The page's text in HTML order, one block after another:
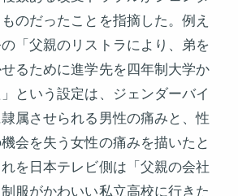
のだったことを指摘した。例え
「父親のリストラにより、弟を
るために進学先を四年制大学か
という設定は、ジェンダーバイ
属させられる男性の痛みと、性
会を失う女性の痛みを描いたと
を日本テレビ側は「父親の会社
服がかわいい私立高校に行きた